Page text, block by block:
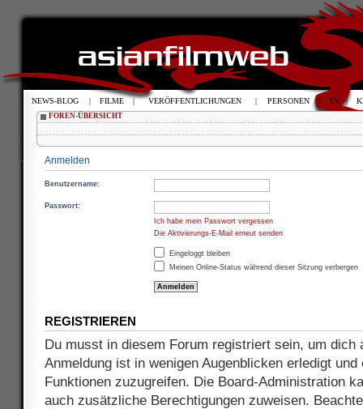
FOREN-ÜBERSICHT
Anmelden
Benutzername:
Passwort:
Ich habe mein Passwort vergessen
Die Aktivierungs-E-Mail erneut senden
Eingeloggt bleiben
Meinen Online-Status während dieser Sitzung verbergen
REGISTRIEREN
Du musst in diesem Forum registriert sein, um dich
Anmeldung ist in wenigen Augenblicken erledigt
Funktionen zuzugreifen. Die Board-Administration
auch zusätzliche Berechtigungen zuweisen.
NEWS-BLOG | FILME | VERÖFFENTLICHUNGEN | PERSONEN | TV |